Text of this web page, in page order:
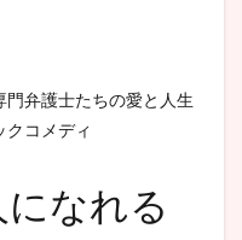
弁護士たちの愛と人生
コメディ
になれる